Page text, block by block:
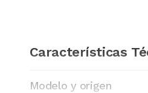
Características
Modelo y origen